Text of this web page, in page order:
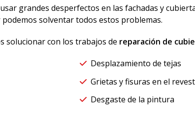
grandes desperfectos en las fachadas y
podemos solventar todos estos problemas.
solucionar con los trabajos de reparación de
Desplazamiento de tejas
Grietas y fisuras en el
Desgaste de la pintura